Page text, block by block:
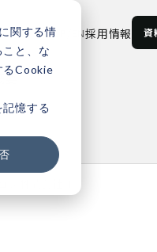
関する情
と、な
るCookie
憶する
JP EN採用情報 資